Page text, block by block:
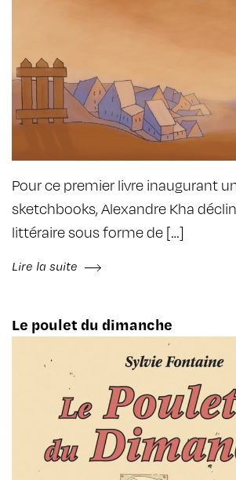
Pour ce premier livre inaugurant
sketchbooks, Alexandre Kha
littéraire sous forme de […]
Lire la suite
Le poulet du dimanche